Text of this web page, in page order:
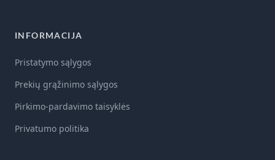
INFORMACIJA
Pristatymo sąlygos
Prekių grąžinimo sąlygos
Pirkimo-pardavimo taisyklės
Privatumo politika